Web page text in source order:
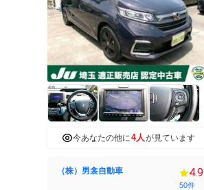
今あなたの他に4人が見ています
（株）男衾自動車 4.9
50件